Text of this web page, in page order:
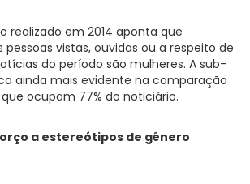
realizado em 2014 aponta que
pessoas vistas, ouvidas ou a respeito de
do período são mulheres. A sub-
ainda mais evidente na comparação
ocupam 77% do noticiário.
a estereótipos de gênero